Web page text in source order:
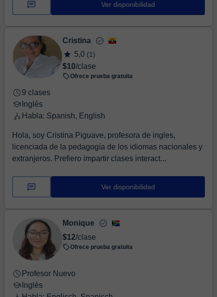
Ver disponibilidad
Cristina
5,0 (1)
$10/clase
Ofrece prueba gratuita
9 clases
Inglés
Habla: Spanish, English
Hola, soy Cristina Piguave, profesora de ingles,
licenciada de la pedagogía de los idiomas nacionales y
extranjeros. Prefiero impartir clases interact...
Ver disponibilidad
Monique
$12/clase
Ofrece prueba gratuita
Profesor Nuevo
Inglés